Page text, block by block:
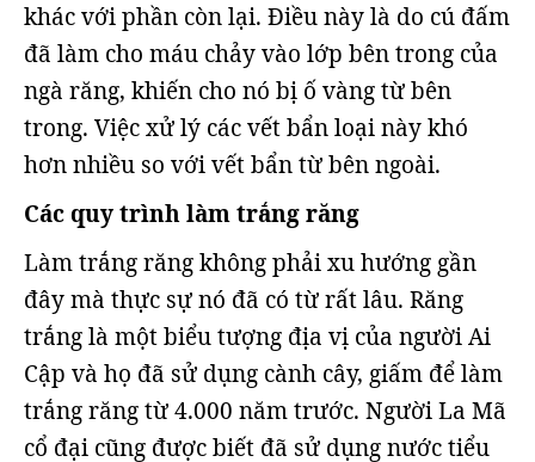
khác với phần còn lại. Điều này là do cú đấm
đã làm cho máu chảy vào lớp bên trong của
ngà răng, khiến cho nó bị ố vàng từ bên
trong. Việc xử lý các vết bẩn loại này khó
hơn nhiều so với vết bẩn từ bên ngoài.
Các quy trình làm trắng răng
Làm trắng răng không phải xu hướng gần
đây mà thực sự nó đã có từ rất lâu. Răng
trắng là một biểu tượng địa vị của người Ai
Cập và họ đã sử dụng cành cây, giấm để làm
trắng răng từ 4.000 năm trước. Người La Mã
cổ đại cũng được biết đã sử dụng nước tiểu